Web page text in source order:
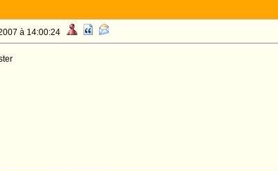
à 14:00:24